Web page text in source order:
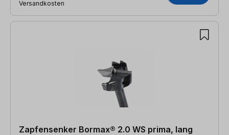
Versandkosten
Zapfensenker Bormax® 2.0 WS prima, lang